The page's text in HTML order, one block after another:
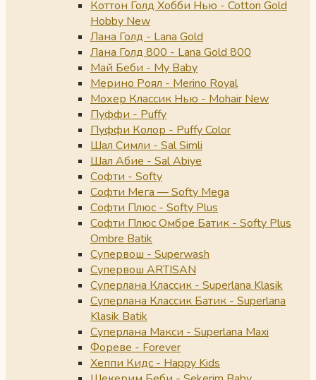
Коттон Голд Хобби Нью - Cotton Gold
Hobby New
Лана Голд - Lana Gold
Лана Голд 800 - Lana Gold 800
Май Беби - My Baby
Мерино Роял - Merino Royal
Мохер Классик Нью - Mohair New
Пуффи - Puffy
Пуффи Колор - Puffy Color
Шал Симли - Sal Simli
Шал Абие - Sal Abiye
Софти - Softy
Софти Мега — Softy Mega
Софти Плюс - Softy Plus
Софти Плюс Омбре Батик - Softy Plus
Ombre Batik
Супервош - Superwash
Супервош ARTISAN
Суперлана Классик - Superlana Klasik
Суперлана Классик Батик - Superlana
Klasik Batik
Суперлана Макси - Superlana Maxi
Фореве - Forever
Хеппи Кидс - Happy Kids